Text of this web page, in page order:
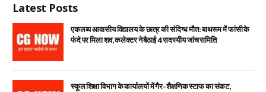
Latest Posts
एकलव्य आवासीय विद्यालय के छात्र की संदिग्ध मौत: बाथरूम में फांसी के
फंदे पर मिला शव, कलेक्टर ने बैठाई 4 सदस्यीय जांच समिति
स्कूल शिक्षा विभाग के कार्यालयों में गैर-शैक्षणिक स्टाफ का संकट,